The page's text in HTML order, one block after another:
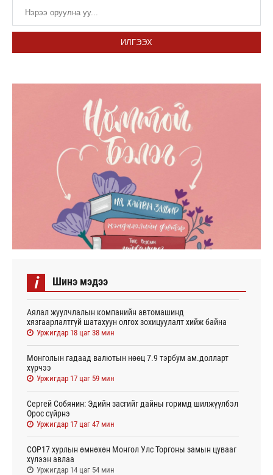
ИЛГЭЭХ
i Шинэ мэдээ
Аялал жуулчлалын компанийн автомашинд
хязгаарлалтгүй шатахуун олгох зохицуулалт хийж байна
Уржигдар 18 цаг 38 мин
Монголын гадаад валютын нөөц 7.9 тэрбум ам.долларт
хүрчээ
Уржигдар 17 цаг 59 мин
Сергей Собянин: Эдийн засгийг дайны горимд шилжүүлбэл
Орос сүйрнэ
Уржигдар 17 цаг 47 мин
COP17 хурлын өмнөхөн Монгол Улс Торгоны замын цувааг
хүлээн авлаа
Уржигдар 14 цаг 54 мин